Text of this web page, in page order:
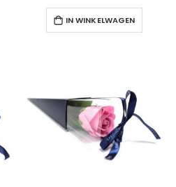
IN WINKELWAGEN